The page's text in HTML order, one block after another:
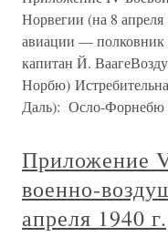
Норвегии (на 8
авиации —
капитан Й.
Норбю)
Даль): Осло-
Приложение
военно-
апреля 1940